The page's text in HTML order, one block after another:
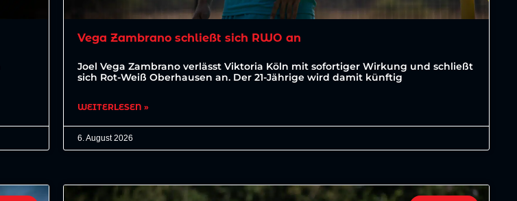
Vega Zambrano schließt sich RWO an
Joel Vega Zambrano verlässt Viktoria Köln mit sofortiger Wirkung und schließt
sich Rot-Weiß Oberhausen an. Der 21-Jährige wird damit künftig
WEITERLESEN »
6. August 2026